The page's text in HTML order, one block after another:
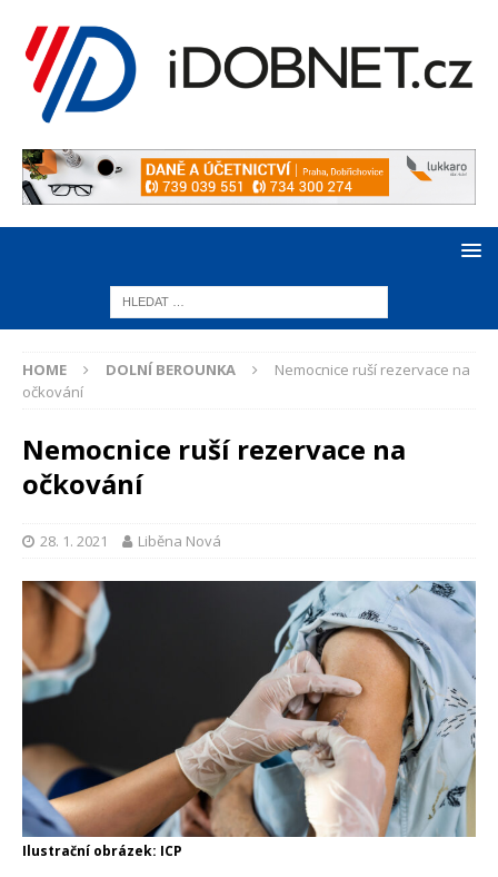
HOME DOLNÍ BEROUNKA
Nemocnice ruší rezervace na
očkování
Nemocnice ruší rezervace na
očkování
28. 1. 2021 Liběna Nová
Ilustrační obrázek: ICP